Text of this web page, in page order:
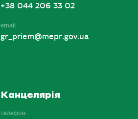
+38 044 206 33 02
email
gr_priem@mepr.gov.ua
Канцелярія
телефон